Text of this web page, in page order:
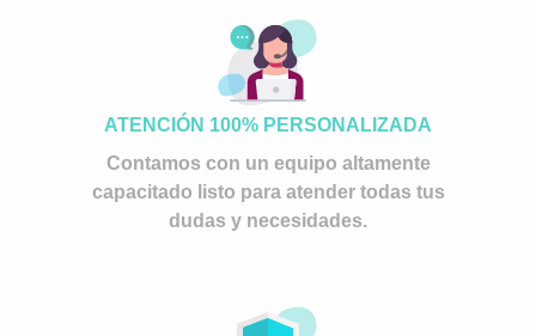
ATENCIÓN 100% PERSONALIZADA
Contamos con un equipo altamente
capacitado listo para atender todas tus
dudas y necesidades.